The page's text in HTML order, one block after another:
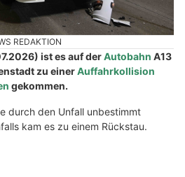
REDAKTION
ist es auf derAutobahn A13
zu einerAuffahrkollision
gekommen.
durch den Unfall unbestimmt
kam es zu einem Rückstau.